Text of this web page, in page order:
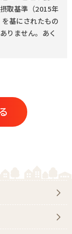
取基準（2015年
基にされたもの
りません。あく